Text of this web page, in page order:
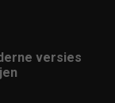
versies